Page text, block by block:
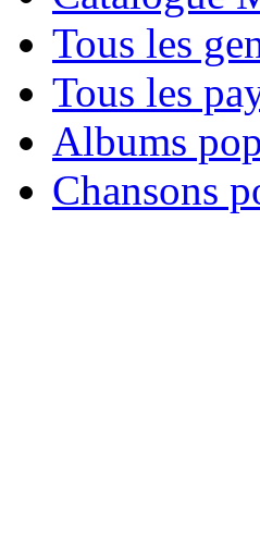
Tous les
Tous les
Albums
Chansons